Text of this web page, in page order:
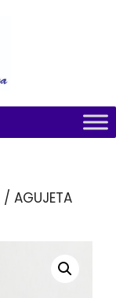
/ AGUJETA